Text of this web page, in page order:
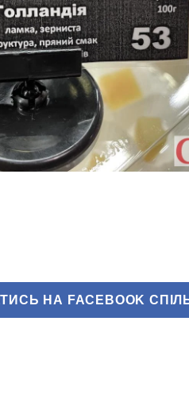
НА FACEBOOK